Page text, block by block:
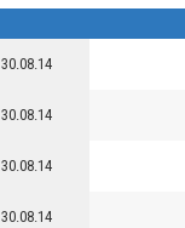
30.08.14
30.08.14
30.08.14
30.08.14